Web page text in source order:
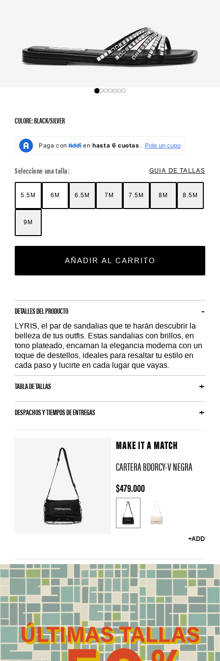
COLORE: BLACK/SILVER
Color Options
Seleccione una talla: GUIA DE TALLAS
5.5M 6M 6.5M 7M 7.5M 8M 8.5M
9M
AÑADIR AL CARRITO
DETALLES DEL PRODUCTO
LYRIS, el par de sandalias que te harán descubrir la
belleza de tus outfis. Estas sandalias con brillos, en
tono plateado, encarnan la elegancia moderna con un
toque de destellos, ideales para resaltar tu estilo en
cada paso y lucirte en cada lugar que vayas.
TABLA DE TALLAS
DESPACHOS Y TIEMPOS DE ENTREGAS
MAKE IT A MATCH
CARTERA BDORCY-V NEGRA
$479.000
o
r
+ADD
Y
o
u
m
a
a